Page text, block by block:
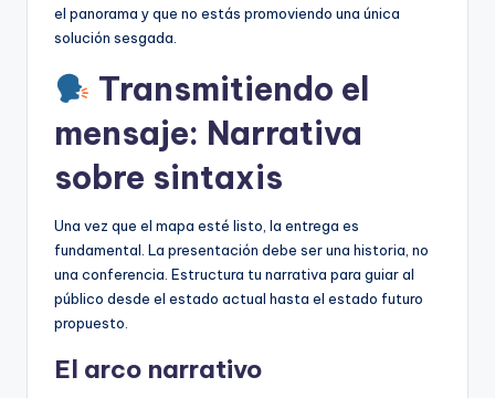
el panorama y que no estás promoviendo una única
solución sesgada.
Transmitiendo el
mensaje: Narrativa
sobre sintaxis
Una vez que el mapa esté listo, la entrega es
fundamental. La presentación debe ser una historia, no
una conferencia. Estructura tu narrativa para guiar al
público desde el estado actual hasta el estado futuro
propuesto.
El arco narrativo